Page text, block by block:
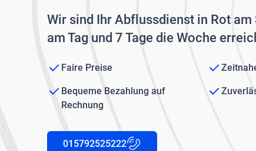
Wir sind Ihr Abflussdienst in Rot am
am Tag und 7 Tage die Woche
Faire Preise
Bequeme Bezahlung auf
Rechnung
015792525222